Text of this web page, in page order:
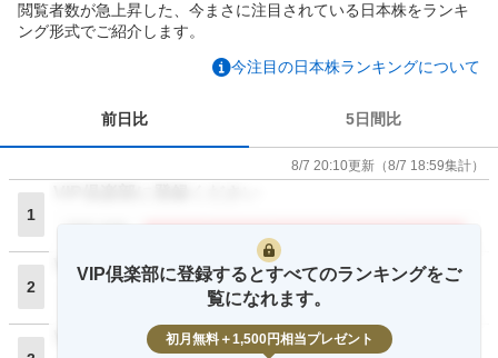
閲覧者数が急上昇した、今まさに注目されている日本株をランキ
ング形式でご紹介します。
今注目の日本株ランキングについて
前日比 5日間比
8/7 20:10更新 （8/7 18:59集計）
1
2
VIP倶楽部に登録ください
VIP倶楽部に登録ください
VIP倶楽部に登録するとすべてのランキングをご
覧になれます。
初月無料＋1,500円相当プレゼント